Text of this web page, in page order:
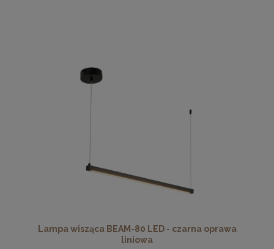
Lampa wisząca BEAM-80 LED - czarna oprawa
liniowa